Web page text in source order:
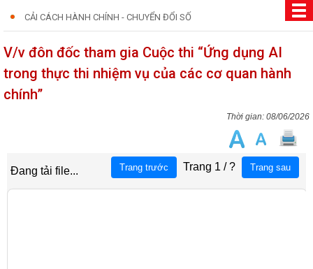
CẢI CÁCH HÀNH CHÍNH - CHUYỂN ĐỔI SỐ
V/v đôn đốc tham gia Cuộc thi “Ứng dụng AI
trong thực thi nhiệm vụ của các cơ quan hành
chính”
08/06/2026